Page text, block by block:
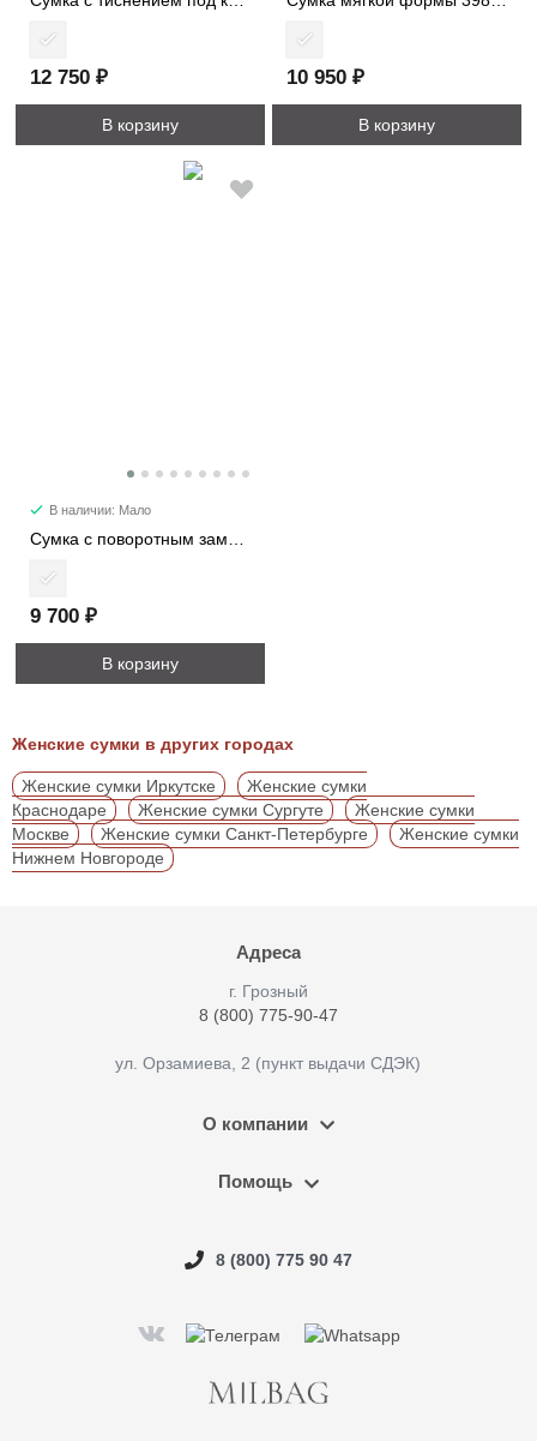
12 750 ₽
В корзину
10 950 ₽
В корзину
В наличии: Мало
9 700 ₽
В корзину
Женские сумки в других городах
Женские сумки Иркутске
Женские сумки
Краснодаре
Женские сумки Сургуте
Женские сумки
Москве
Женские сумки Санкт-Петербурге
Женские сумки
Нижнем Новгороде
Адреса
г. Грозный
8 (800) 775-90-47
ул. Орзамиева, 2 (пункт выдачи СДЭК)
О компании
Помощь
8 (800) 775 90 47